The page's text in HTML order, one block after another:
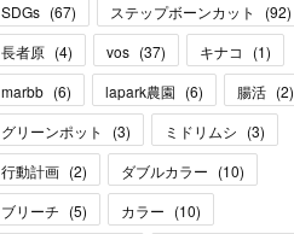
SDGs (67) ステップボーンカット (92)
長者原 (4) vos (37) キナコ (1)
marbb (6) lapark農園 (6) 腸活 (2)
グリーンポット
(3) ミドリムシ (3)
行動計画 (2) ダブルカラー (10)
ブリーチ (5) カラー (10)